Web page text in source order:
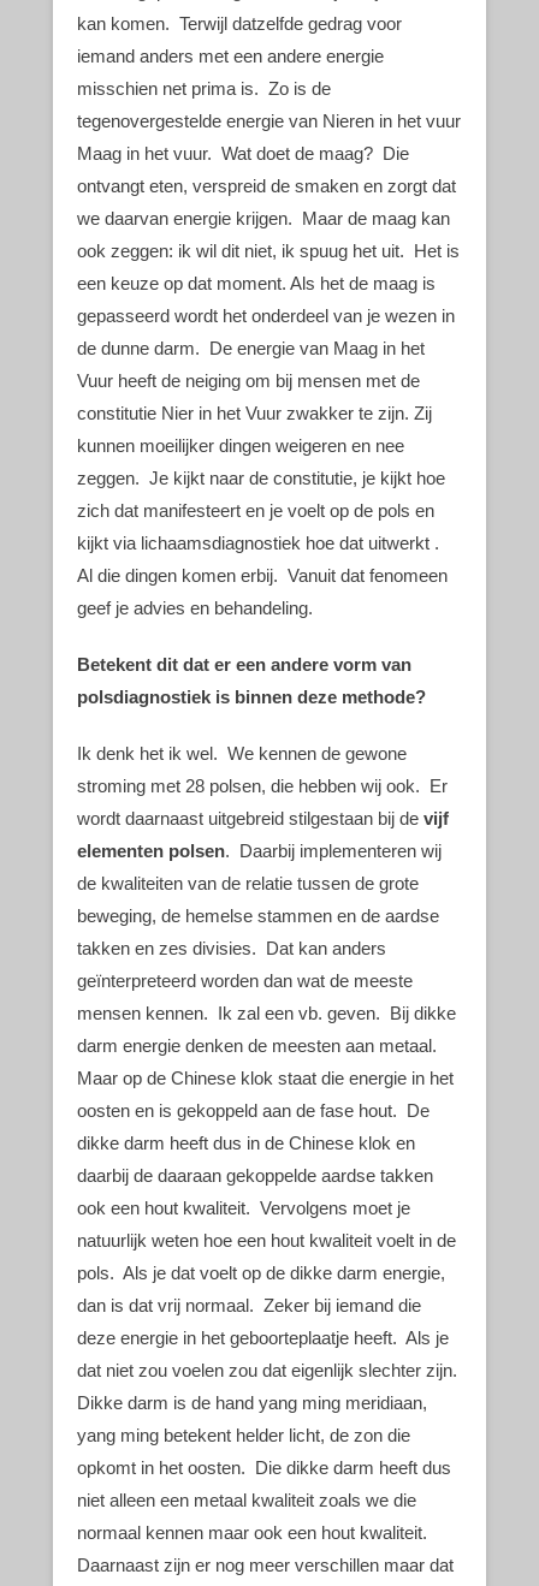
kan komen. Terwijl datzelfde gedrag voor
iemand anders met een andere energie
misschien net prima is. Zo is de
tegenovergestelde energie van Nieren in het vuur
Maag in het vuur. Wat doet de maag? Die
ontvangt eten, verspreid de smaken en zorgt dat
we daarvan energie krijgen. Maar de maag kan
ook zeggen: ik wil dit niet, ik spuug het uit. Het is
een keuze op dat moment. Als het de maag is
gepasseerd wordt het onderdeel van je wezen in
de dunne darm. De energie van Maag in het
Vuur heeft de neiging om bij mensen met de
constitutie Nier in het Vuur zwakker te zijn. Zij
kunnen moeilijker dingen weigeren en nee
zeggen. Je kijkt naar de constitutie, je kijkt hoe
zich dat manifesteert en je voelt op de pols en
kijkt via lichaamsdiagnostiek hoe dat uitwerkt .
Al die dingen komen erbij. Vanuit dat fenomeen
geef je advies en behandeling.
Betekent dit dat er een andere vorm van
polsdiagnostiek is binnen deze methode?
Ik denk het ik wel. We kennen de gewone
stroming met 28 polsen, die hebben wij ook. Er
wordt daarnaast uitgebreid stilgestaan bij de vijf
elementen polsen. Daarbij implementeren wij
de kwaliteiten van de relatie tussen de grote
beweging, de hemelse stammen en de aardse
takken en zes divisies. Dat kan anders
geïnterpreteerd worden dan wat de meeste
mensen kennen. Ik zal een vb. geven. Bij dikke
darm energie denken de meesten aan metaal.
Maar op de Chinese klok staat die energie in het
oosten en is gekoppeld aan de fase hout. De
dikke darm heeft dus in de Chinese klok en
daarbij de daaraan gekoppelde aardse takken
ook een hout kwaliteit. Vervolgens moet je
natuurlijk weten hoe een hout kwaliteit voelt in de
pols. Als je dat voelt op de dikke darm energie,
dan is dat vrij normaal. Zeker bij iemand die
deze energie in het geboorteplaatje heeft. Als je
dat niet zou voelen zou dat eigenlijk slechter zijn.
Dikke darm is de hand yang ming meridiaan,
yang ming betekent helder licht, de zon die
opkomt in het oosten. Die dikke darm heeft dus
niet alleen een metaal kwaliteit zoals we die
normaal kennen maar ook een hout kwaliteit.
Daarnaast zijn er nog meer verschillen maar dat